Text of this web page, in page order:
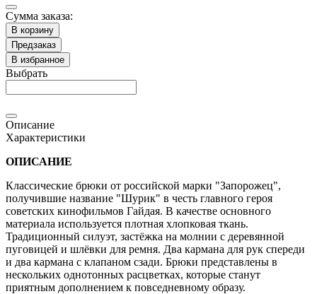
Сумма заказа:
В корзину
Предзаказ
В избранное
Выбрать
Описание
Характеристики
ОПИСАНИЕ
Классические брюки от российской марки "Запорожец",
получившие название "Шурик" в честь главного героя
советских кинофильмов Гайдая. В качестве основного
материала используется плотная хлопковая ткань.
Традиционный силуэт, застёжка на молнии с деревянной
пуговицей и шлёвки для ремня. Два кармана для рук спереди
и два кармана с клапаном сзади. Брюки представлены в
нескольких однотонных расцветках, которые станут
приятным дополнением к повседневному образу.